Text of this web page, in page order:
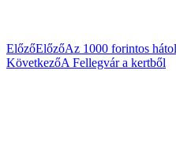
ElőzőElőzőAz 1000 forintos
KövetkezőA Fellegvár a kertből